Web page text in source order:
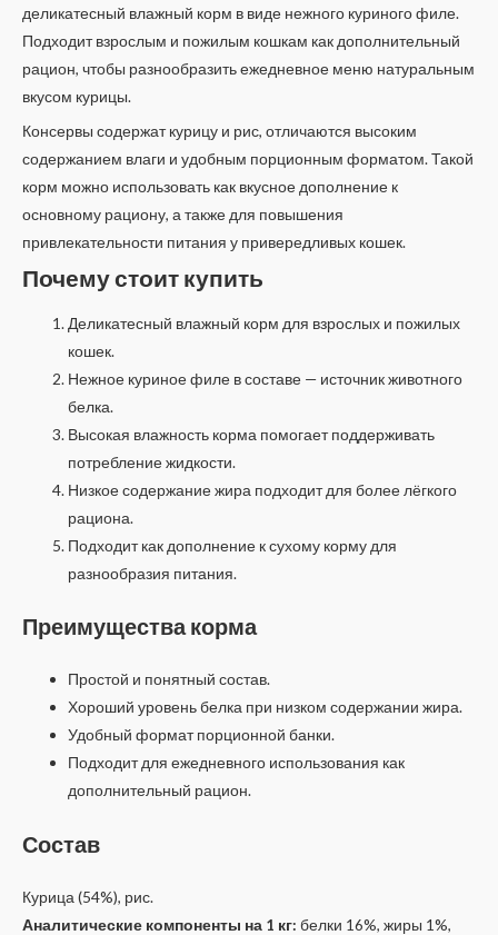
деликатесный влажный корм в виде нежного куриного филе.
Подходит взрослым и пожилым кошкам как дополнительный
рацион, чтобы разнообразить ежедневное меню натуральным
вкусом курицы.
Консервы содержат курицу и рис, отличаются высоким
содержанием влаги и удобным порционным форматом. Такой
корм можно использовать как вкусное дополнение к
основному рациону, а также для повышения
привлекательности питания у привередливых кошек.
Почему стоит купить
Деликатесный влажный корм для взрослых и пожилых
кошек.
Нежное куриное филе в составе — источник животного
белка.
Высокая влажность корма помогает поддерживать
потребление жидкости.
Низкое содержание жира подходит для более лёгкого
рациона.
Подходит как дополнение к сухому корму для
разнообразия питания.
Преимущества корма
Простой и понятный состав.
Хороший уровень белка при низком содержании жира.
Удобный формат порционной банки.
Подходит для ежедневного использования как
дополнительный рацион.
Состав
Курица (54%), рис.
Аналитические компоненты на 1 кг: белки 16%, жиры 1%,